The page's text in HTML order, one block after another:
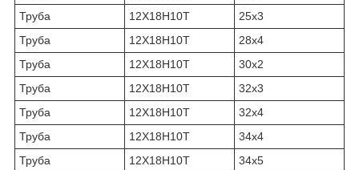
Труба
12Х18Н10Т
25х3
Труба
12Х18Н10Т
28х4
Труба
12Х18Н10Т
30х2
Труба
12Х18Н10Т
32х3
Труба
12Х18Н10Т
32х4
Труба
12Х18Н10Т
34х4
Труба
12Х18Н10Т
34х5